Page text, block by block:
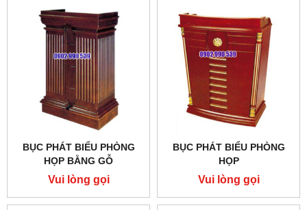
BỤC PHÁT BIỂU PHÒNG
HỌP BẰNG GỖ
Vui lòng gọi
BỤC PHÁT BIỂU PHÒNG
HỌP
Vui lòng gọi